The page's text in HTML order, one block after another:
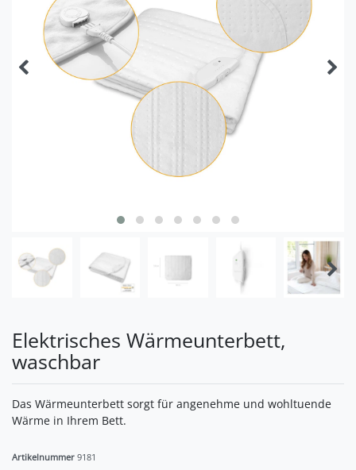
Elektrisches Wärmeunterbett,
waschbar
Das Wärmeunterbett sorgt für angenehme und wohltuende
Wärme in Ihrem Bett.
Artikelnummer 9181